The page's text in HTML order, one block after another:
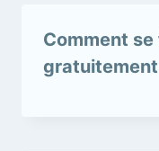
Comment
gratuitement